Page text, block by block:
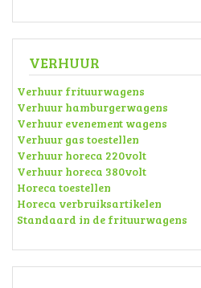
VERHUUR
Verhuur frituurwagens
Verhuur hamburgerwagens
Verhuur evenement wagens
Verhuur gas toestellen
Verhuur horeca 220volt
Verhuur horeca 380volt
Horeca toestellen
Horeca verbruiksartikelen
Standaard in de frituurwagens